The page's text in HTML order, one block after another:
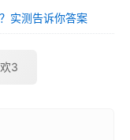
实测告诉你答案
3